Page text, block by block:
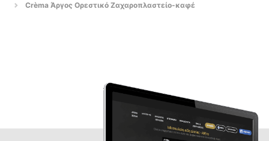
Crèma Άργος Ορεστικό Ζαχαροπλαστείο-καφέ